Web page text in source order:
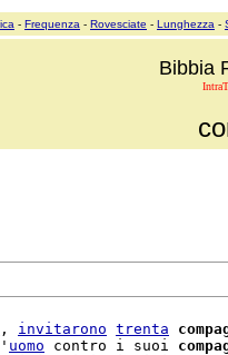
- Frequenza - Rovesciate - Lunghezza -
Bibbia
, invitarono trenta
uomo contro i suoi